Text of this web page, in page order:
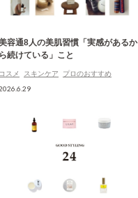
容通8人の美肌習慣「実感があるか
ら続けている」こと
コスメ スキンケア プロのおすすめ